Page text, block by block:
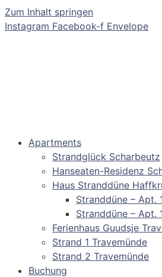
Zum Inhalt springen
Instagram Facebook-f Envelope
Apartments
Strandglück Scharbeutz
Hanseaten-Residenz
Haus Stranddüne
Stranddüne – Apt.
Stranddüne – Apt.
Ferienhaus Guudsje
Strand 1 Travemünde
Strand 2 Travemünde
Buchung